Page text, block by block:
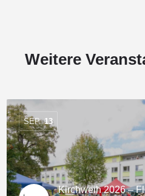
Weitere
Kirchweih 2026 –
SEP. 13